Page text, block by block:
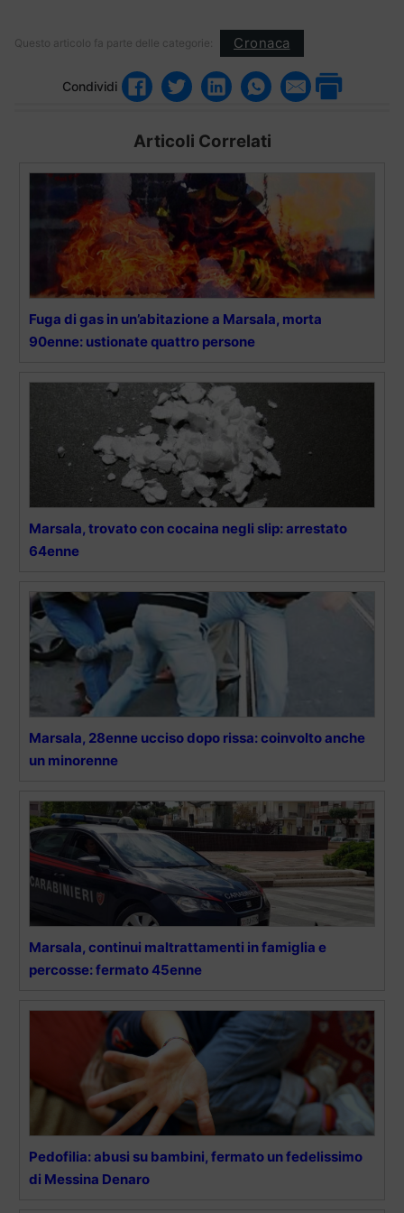
Questo articolo fa parte delle categorie: Cronaca
Condividi
Articoli Correlati
Fuga di gas in un’abitazione a Marsala, morta
90enne: ustionate quattro persone
Marsala, trovato con cocaina negli slip: arrestato
64enne
Marsala, 28enne ucciso dopo rissa: coinvolto anche
un minorenne
Marsala, continui maltrattamenti in famiglia e
percosse: fermato 45enne
Pedofilia: abusi su bambini, fermato un fedelissimo
di Messina Denaro